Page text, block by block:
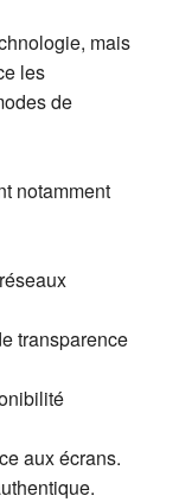
mais
les
de
notamment
transparence
aux écrans.